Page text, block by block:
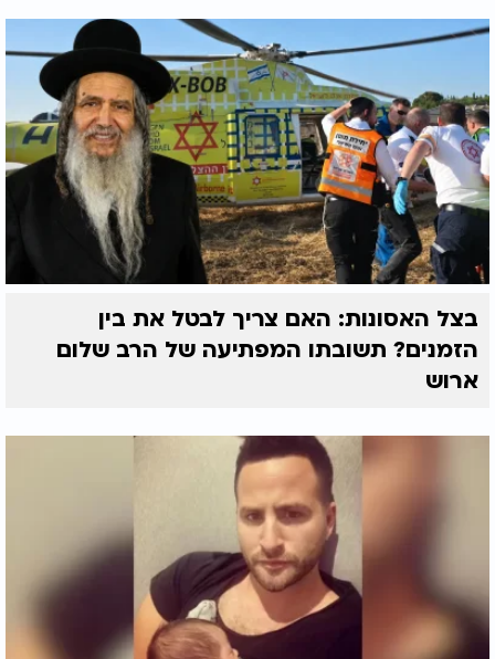
בצל האסונות: האם צריך לבטל את בין
הזמנים? תשובתו המפתיעה של הרב שלום
ארוש